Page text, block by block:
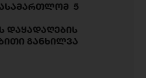
5
დაყადაღების
განხილვა